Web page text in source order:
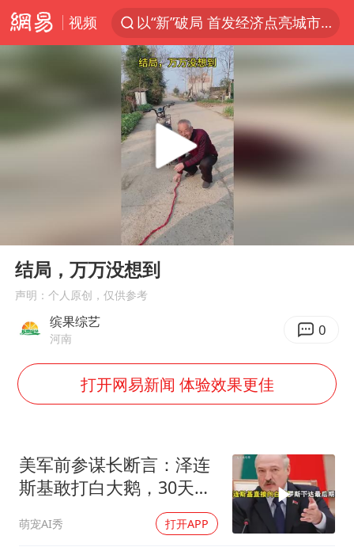
视频
以“新”破局 首发经济点亮城市消费活力
看守所辅警收受10万获刑1年
“深圳地面沉降致车辆损坏”不实
U17国足1分钟轰2球
首次证实！“胶球”存在
感觉全东北都在等7号
女子利用漏洞0元薅走3000多件家电
“China Cool”成海外热词
把党建设得更加坚强有力
奋进开新局 实干挑大梁
Play
结局，万万没想到
声明：个人原创，仅供参考
缤果综艺
河南 0
打开网易新闻 体验效果更佳
美军前参谋长断言：泽连
斯基敢打白大鹅，30天内
萌宠AI秀 打开APP